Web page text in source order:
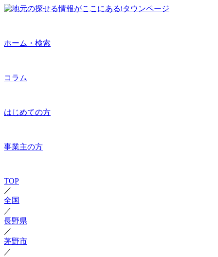
ホーム・検索
コラム
はじめての方
事業主の方
TOP
／
全国
／
長野県
／
茅野市
／